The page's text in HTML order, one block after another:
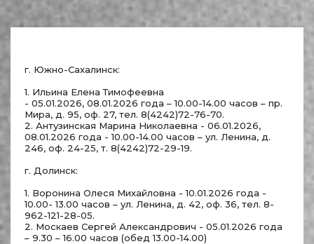
г. Южно-Сахалинск:
1. Ильина Елена Тимофеевна
- 05.01.2026, 08.01.2026 года – 10.00-14.00 часов – пр.
Мира, д. 95, оф. 27, тел. 8(4242)72-76-70.
2. Антузинская Марина Николаевна - 06.01.2026,
08.01.2026 года - 10.00-14.00 часов – ул. Ленина, д.
246, оф. 24-25, т. 8(4242)72-29-19.
г. Долинск:
1. Воронина Олеся Михайловна - 10.01.2026 года -
10.00- 13.00 часов – ул. Ленина, д. 42, оф. 36, тел. 8-
962-121-28-05.
2. Москаев Сергей Александрович - 05.01.2026 года
– 9.30 – 16.00 часов (обед 13.00-14.00)